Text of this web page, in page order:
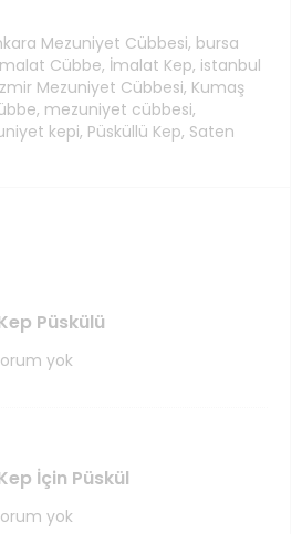
Mezuniyet Cübbesi, bursa
Cübbe, İmalat Kep, istanbul
Mezuniyet Cübbesi, Kumaş
, mezuniyet cübbesi,
kepi, Püsküllü Kep, Saten
Püskülü
yok
İçin Püskül
yok